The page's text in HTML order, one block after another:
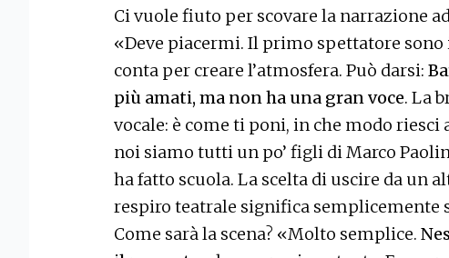
Ci vuole fiuto per scovare la narrazione
«Deve piacermi. Il primo spettatore sono
conta per creare l’atmosfera. Può darsi:
più amati, ma non ha una gran voce. La
vocale: è come ti poni, in che modo riesci
noi siamo tutti un po’ figli di Marco
ha fatto scuola. La scelta di uscire da un
respiro teatrale significa semplicemente
Come sarà la scena? «Molto semplice.